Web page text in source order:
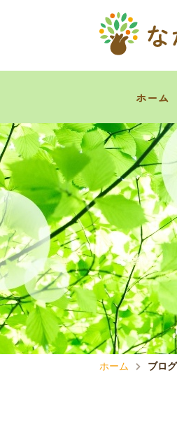
ホーム
ホーム ブログ